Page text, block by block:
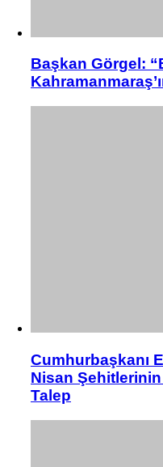
Başkan Görgel:
Cumhurbaşkanı
Nisan
Talep